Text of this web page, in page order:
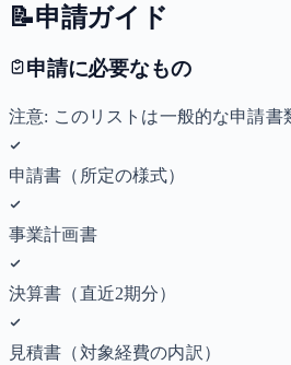
📝申請ガイド
申請に必要なもの
注意: このリストは一般的な申請書
申請書（所定の様式）
事業計画書
決算書（直近2期分）
見積書（対象経費の内訳）